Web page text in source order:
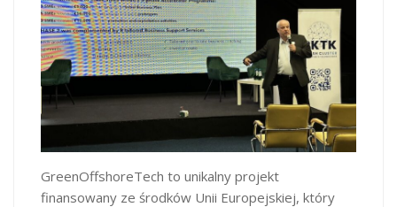
GreenOffshoreTech to unikalny projekt
finansowany ze środków Unii Europejskiej, który